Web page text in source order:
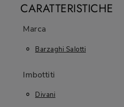
CARATTERISTICHE
Marca
Barzaghi Salotti
Imbottiti
Divani